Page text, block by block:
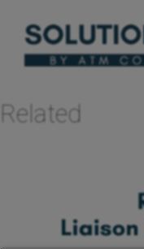
contenu
Related